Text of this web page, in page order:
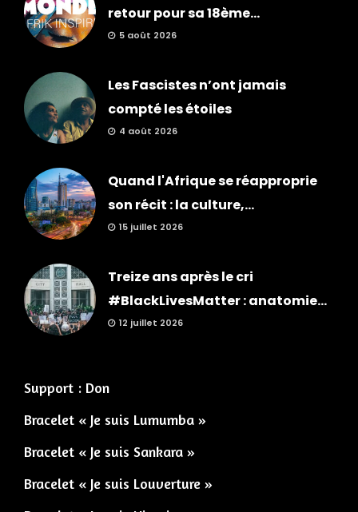
retour pour sa 18ème...
5 août 2026
Les Fascistes n’ont jamais
compté les étoiles
4 août 2026
Quand l'Afrique se réapproprie
son récit : la culture,...
15 juillet 2026
Treize ans après le cri
#BlackLivesMatter : anatomie...
12 juillet 2026
Support : Don
Bracelet « Je suis Lumumba »
Bracelet « Je suis Sankara »
Bracelet « Je suis Louverture »